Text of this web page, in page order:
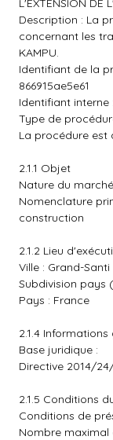
L'EXTENSION DE
Description : La
concernant les
KAMPU.
Identifiant de la
866915ae5e61
Identifiant interne
Type de
La procédure est
2.1.1 Objet
Nature du
Nomenclature
construction
2.1.2 Lieu
Ville : Grand-Santi
Subdivision pays
Pays : France
2.1.4 Informations
Base juridique :
Directive 2014/
2.1.5 Conditions
Conditions de
Nombre maximal